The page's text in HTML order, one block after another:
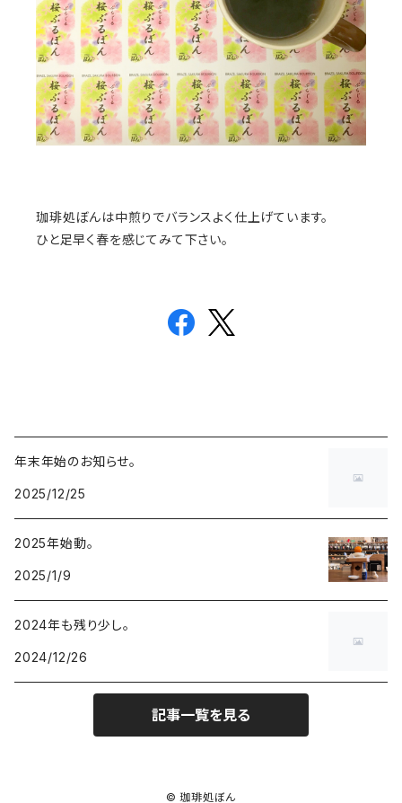
珈琲処ぼんは中煎りでバランスよく仕上げています。
ひと足早く春を感じてみて下さい。
年末年始のお知らせ。
2025/12/25
2025年始動。
2025/1/9
2024年も残り少し。
2024/12/26
記事一覧を見る
© 珈琲処ぼん